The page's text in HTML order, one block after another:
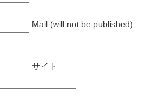
Mail (will not be published)
サイト